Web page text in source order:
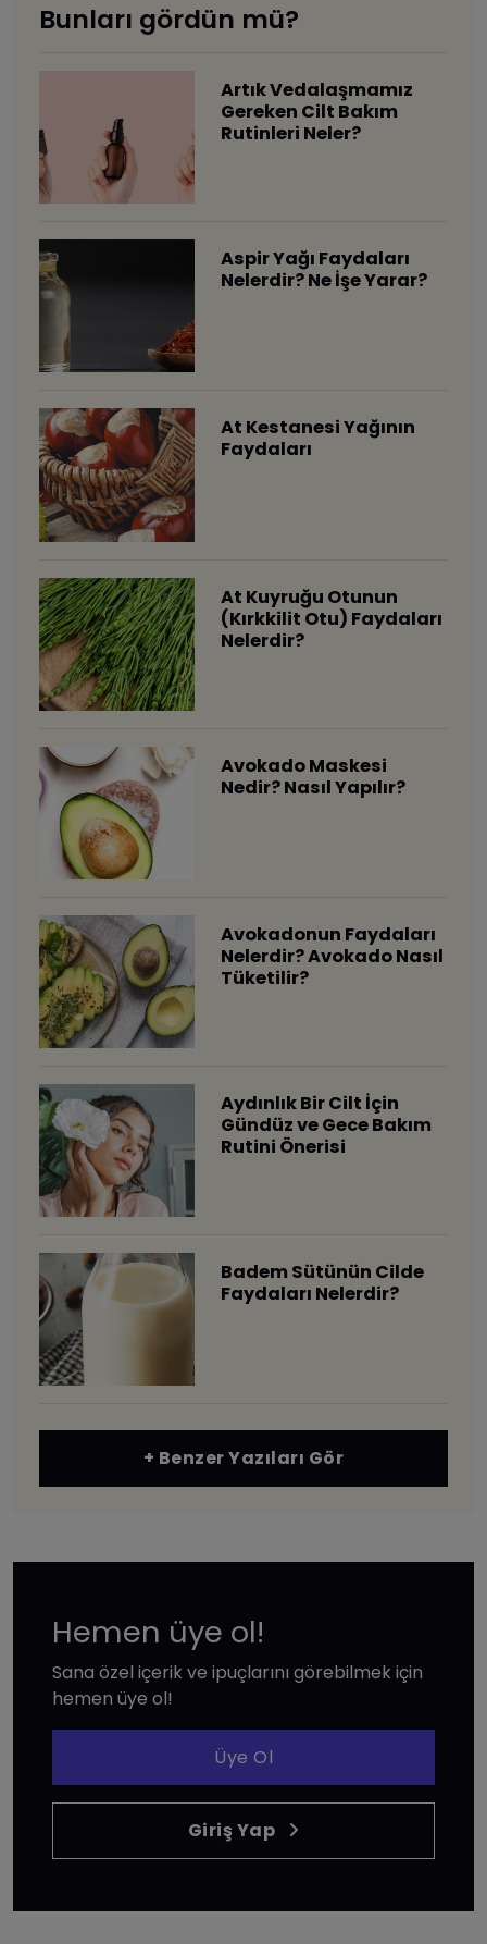
Bunları gördün mü?
Artık Vedalaşmamız
Gereken Cilt Bakım
Rutinleri Neler?
Aspir Yağı Faydaları
Nelerdir? Ne İşe Yarar?
At Kestanesi Yağının
Faydaları
At Kuyruğu Otunun
(Kırkkilit Otu) Faydaları
Nelerdir?
Avokado Maskesi
Nedir? Nasıl Yapılır?
Avokadonun Faydaları
Nelerdir? Avokado Nasıl
Tüketilir?
Aydınlık Bir Cilt İçin
Gündüz ve Gece Bakım
Rutini Önerisi
Badem Sütünün Cilde
Faydaları Nelerdir?
+ Benzer Yazıları Gör
Hemen üye ol!
Sana özel içerik ve ipuçlarını görebilmek için
hemen üye ol!
Üye Ol
Giriş Yap